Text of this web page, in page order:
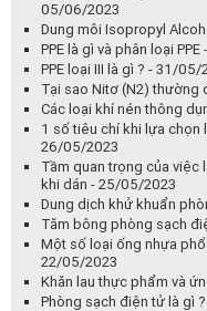
Tầm quan trọng của việc
khi dán - 25/05/2023
Dung dịch khử khuẩn
Tăm bông phòng sạch
Một số loại ống nhựa
22/05/2023
Khăn lau thực phẩm và
Phòng sạch điện tử là gì
Food contact
08/05/2023
Tầm quan trọng của bảo
Đại lý phân phối chính
Đại lý chính hãng Scott
Đại lý chính hãng
Ứng dụng của các cấp độ
nay - 25/04/2023